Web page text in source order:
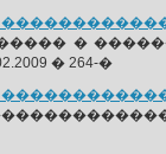
�
� 264-�